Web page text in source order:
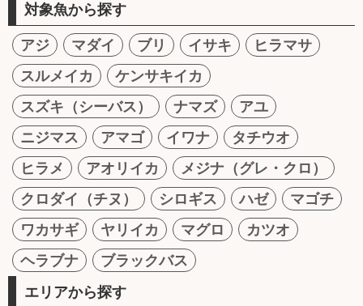
対象魚から探す
アジ マダイ ブリ イサキ
ヒラマサ
スルメイカ
ケンサキイカ
スズキ（シーバス）
ナマズ
アユ
ニジマス
アマゴ イワナ
タチウオ
ヒラメ
アオリイカ
メジナ（グレ・クロ）
クロダイ（チヌ）
シロギス ハゼ
マゴチ
ワカサギ
ヤリイカ マグロ
カツオ
ヘラブナ
ブラックバス
エリアから探す